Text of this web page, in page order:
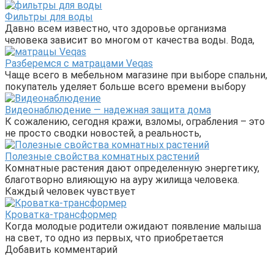
Фильтры для воды
Давно всем известно, что здоровье организма
человека зависит во многом от качества воды. Вода,
Разберемся с матрацами Veqas
Чаще всего в мебельном магазине при выборе спальни,
покупатель уделяет больше всего времени выбору
Видеонаблюдение — надежная защита дома
К сожалению, сегодня кражи, взломы, ограбления – это
не просто сводки новостей, а реальность,
Полезные свойства комнатных растений
Комнатные растения дают определенную энергетику,
благотворно влияющую на ауру жилища человека.
Каждый человек чувствует
Кроватка-трансформер
Когда молодые родители ожидают появление малыша
на свет, то одно из первых, что приобретается
Добавить комментарий